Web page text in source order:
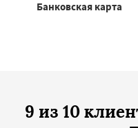
Банковская карта
9 из 10